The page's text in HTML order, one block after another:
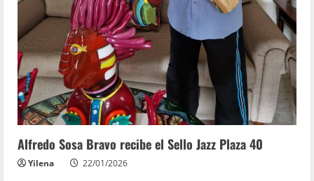
Alfredo Sosa Bravo recibe el Sello Jazz Plaza 40
Yilena 22/01/2026